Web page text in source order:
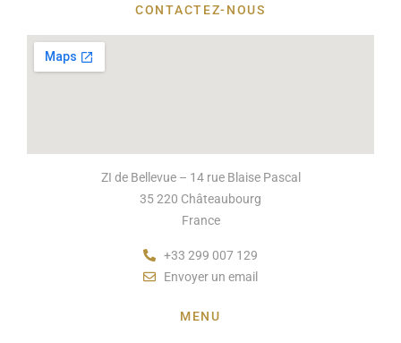
CONTACTEZ-NOUS
ZI de Bellevue – 14 rue Blaise Pascal
35 220 Châteaubourg
France
+33 299 007 129
Envoyer un email
MENU